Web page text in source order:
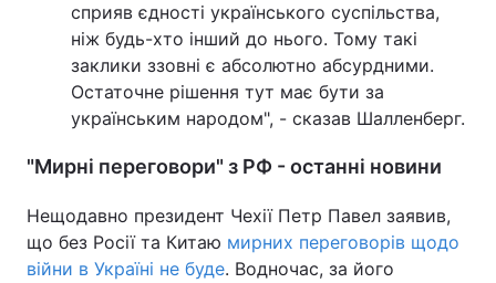
сприяв єдності українського суспільства,
ніж будь-хто інший до нього. Тому такі
заклики ззовні є абсолютно абсурдними.
Остаточне рішення тут має бути за
українським народом", - сказав Шалленберг.
"Мирні переговори" з РФ - останні новини
Нещодавно президент Чехії Петр Павел заявив,
що без Росії та Китаю мирних переговорів щодо
війни в Україні не буде. Водночас, за його